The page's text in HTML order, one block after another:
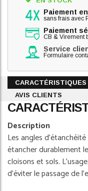
Paiement
sans frais avec
Paiement
CB & Virement
Service
Formulaire
CARACTÉRISTIQUES
AVIS CLIENTS
Description
Les angles
étancher durablement
cloisons et sols.
d’éviter le passage de